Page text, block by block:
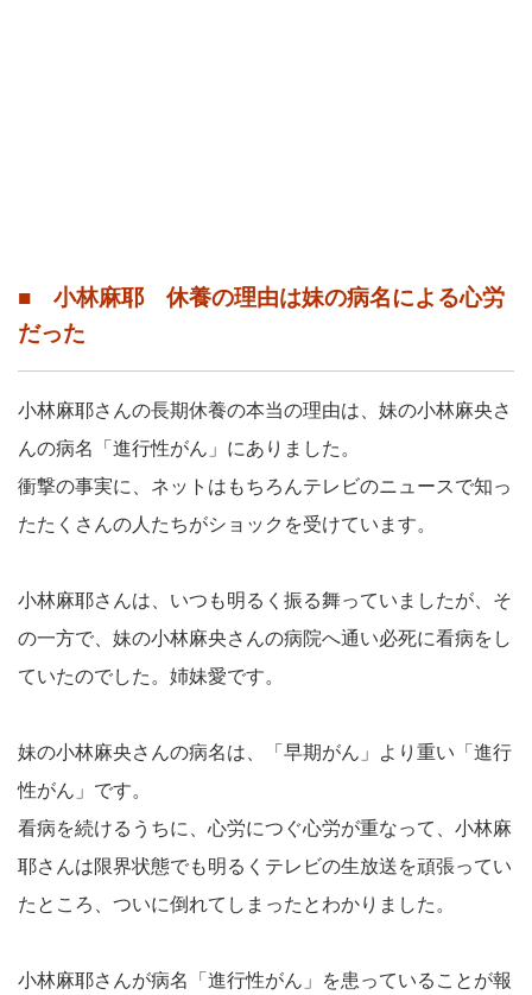
■ 小林麻耶 休養の理由は妹の病名による心労
だった
小林麻耶さんの長期休養の本当の理由は、妹の小林麻央さ
んの病名「進行性がん」にありました。
衝撃の事実に、ネットはもちろんテレビのニュースで知っ
たたくさんの人たちがショックを受けています。
小林麻耶さんは、いつも明るく振る舞っていましたが、そ
の一方で、妹の小林麻央さんの病院へ通い必死に看病をし
ていたのでした。姉妹愛です。
妹の小林麻央さんの病名は、「早期がん」より重い「進行
性がん」です。
看病を続けるうちに、心労につぐ心労が重なって、小林麻
耶さんは限界状態でも明るくテレビの生放送を頑張ってい
たところ、ついに倒れてしまったとわかりました。
小林麻耶さんが病名「進行性がん」を患っていることが報